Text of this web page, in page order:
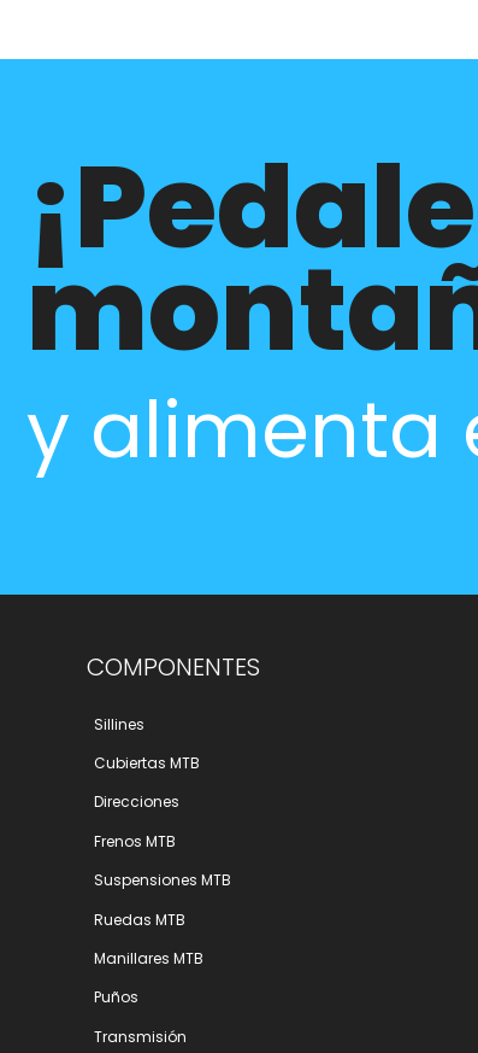
y alimenta
COMPONENTES
Sillines
Cubiertas MTB
Direcciones
Frenos MTB
Suspensiones MTB
Ruedas MTB
Manillares MTB
Puños
Transmisión